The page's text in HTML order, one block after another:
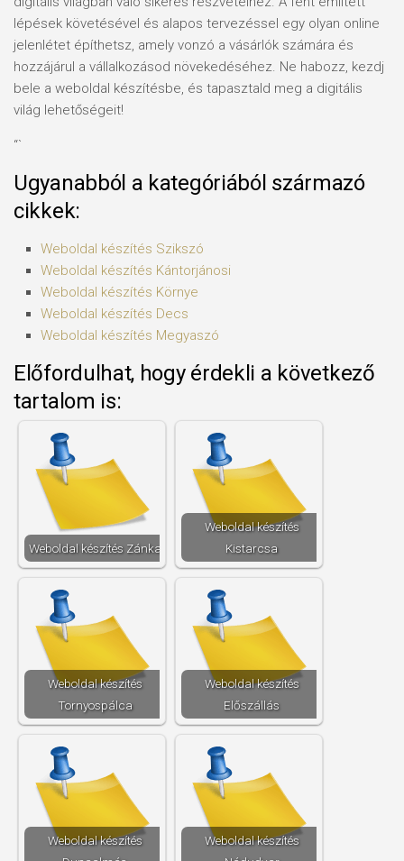
lépések követésével és alapos tervezéssel egy olyan online
jelenlétet építhetsz, amely vonzó a vásárlók számára és
hozzájárul a vállalkozásod növekedéséhez. Ne habozz, kezdj
bele a weboldal készítésbe, és tapasztald meg a digitális
világ lehetőségeit!
“`
Ugyanabból a kategóriából származó
cikkek:
Weboldal készítés​ Szikszó
Weboldal készítés​ Kántorjánosi
Weboldal készítés​ Környe
Weboldal készítés​ Decs
Weboldal készítés​ Megyaszó
Előfordulhat, hogy érdekli a következő
tartalom is:
Weboldal készítés​ Zánka
Weboldal készítés​
Kistarcsa
Weboldal készítés​
Tornyospálca
Weboldal készítés​
Előszállás
Weboldal készítés​
Weboldal készítés​